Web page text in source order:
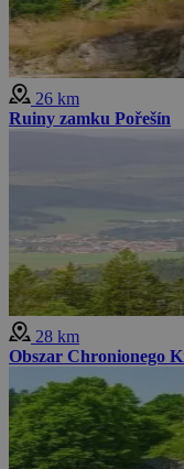
26 km
Ruiny zamku Pořešín
28 km
Obszar Chronionego